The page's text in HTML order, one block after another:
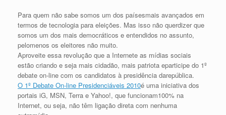
Para quem não sabe somos um dos paísesmais avançados em
termos de tecnologia para eleições. Mas isso não querdizer que
somos um dos mais democráticos e entendidos no assunto,
pelomenos os eleitores não muito.
Aproveite essa revolução que a Internete as mídias sociais
estão criando e seja mais cidadão, mais patriota eparticipe do 1º
debate on-line com os candidatos à presidência darepública.
O 1º Debate On-line Presidenciáveis 2010é uma iniciativa dos
portais iG, MSN, Terra e Yahoo!, que funcionam100% na
Internet, ou seja, não têm ligação direta com nenhuma